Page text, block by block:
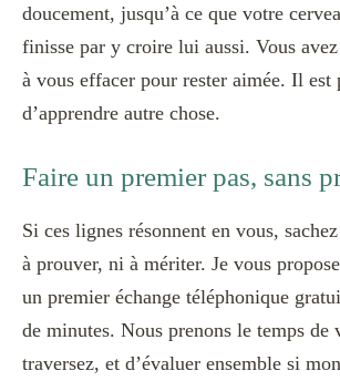
doucement, jusqu’à ce que votre
finisse par y croire lui aussi. Vous
à vous effacer pour rester aimée. Il est
d’apprendre autre chose.
Faire un premier pas, sans
Si ces lignes résonnent en vous,
à prouver, ni à mériter. Je vous
un premier échange téléphonique
de minutes. Nous prenons le temps de
traversez, et d’évaluer ensemble si